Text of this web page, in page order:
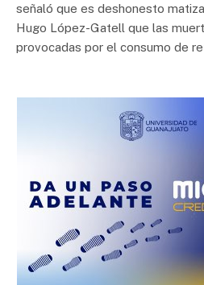
señaló que es deshonesto
Hugo López-Gatell que las
provocadas por el consumo de